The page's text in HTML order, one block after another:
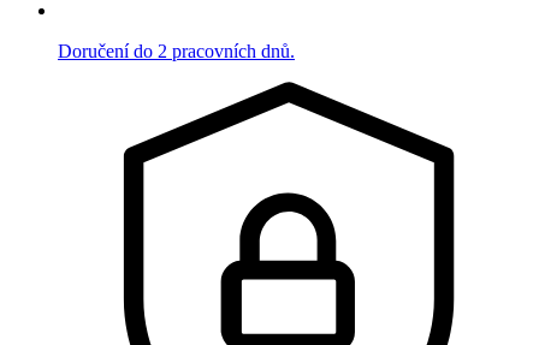
Doručení do 2 pracovních dnů.